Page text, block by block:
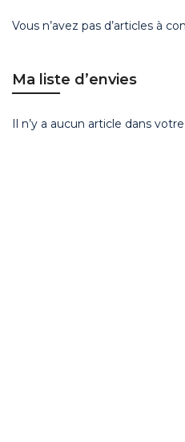
Vous n’avez pas d’articles à
Ma liste d’envies
Il n’y a aucun article dans